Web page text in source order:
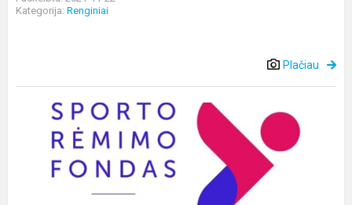
Kategorija: Renginiai
Plačiau
Sveikos
gyvensenos
suaugusiems